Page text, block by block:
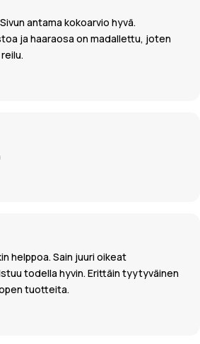
antama kokoarvio hyvä.
ja haaraosa on madallettu, joten
helppoa. Sain juuri oikeat
todella hyvin. Erittäin tyytyväinen
tuotteita.